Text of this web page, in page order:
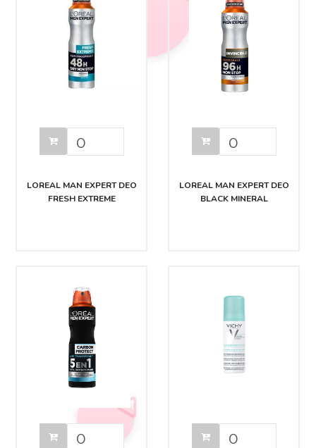
LOREAL MAN EXPERT DEO
FRESH EXTREME
LOREAL MAN EXPERT DEO
BLACK MINERAL